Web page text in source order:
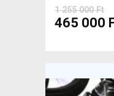
1 255 000 Ft
465 000